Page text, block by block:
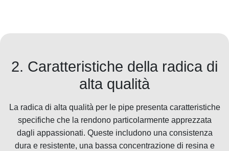
2. Caratteristiche della radica di
alta qualità
La radica di alta qualità per le pipe presenta caratteristiche
specifiche che la rendono particolarmente apprezzata
dagli appassionati. Queste includono una consistenza
dura e resistente, una bassa concentrazione di resina e